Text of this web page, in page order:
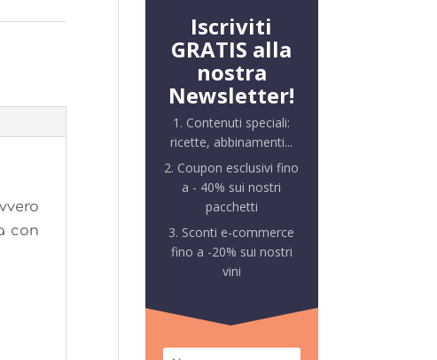
con
Iscriviti
GRATIS alla
nostra
Newsletter!
1. Contenuti speciali:
ricette, abbinamenti...
2. Coupon esclusivi fino
a - 40% sui nostri
pacchetti
3. Sconti e-commerce
fino a -20% sui nostri
vini